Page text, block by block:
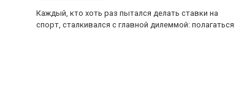
Каждый, кто хоть раз пытался делать ставки на
спорт, сталкивался с главной дилеммой: полагаться